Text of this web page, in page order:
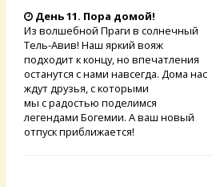
День 11. Пора домой!
Из волшебной Праги в солнечный
Тель-Авив! Наш яркий вояж
подходит к концу, но впечатления
останутся с нами навсегда. Дома нас
ждут друзья, с которыми
мы с радостью поделимся
легендами Богемии. А ваш новый
отпуск приближается!